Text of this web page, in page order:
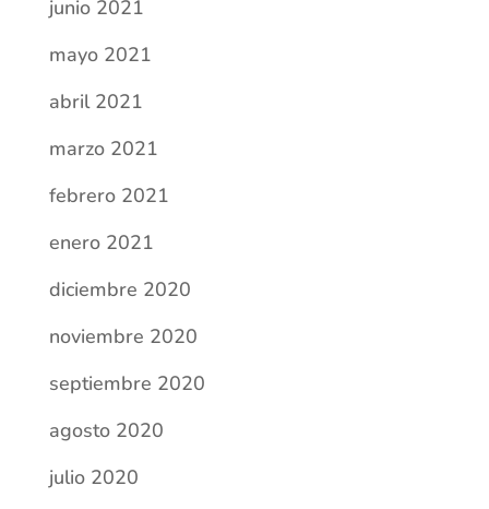
junio 2021
mayo 2021
abril 2021
marzo 2021
febrero 2021
enero 2021
diciembre 2020
noviembre 2020
septiembre 2020
agosto 2020
julio 2020